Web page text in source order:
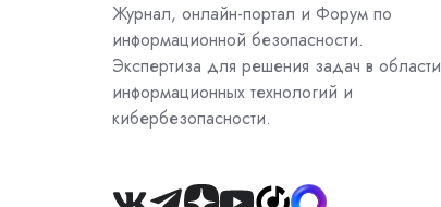
Журнал, онлайн-портал и Форум по
информационной безопасности.
Экспертиза для решения задач в области
информационных технологий и
кибербезопасности.